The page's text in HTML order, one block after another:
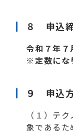
８ 申込
令和７年
※定数にな
９ 申込
（１）テ
象である